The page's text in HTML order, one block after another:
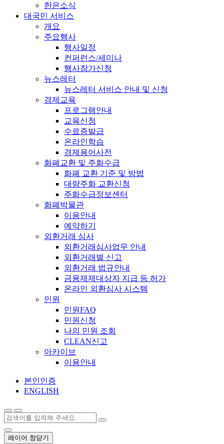
한은소식
대국민 서비스
개요
주요행사
행사일정
컨퍼런스/세미나
행사참가신청
뉴스레터
뉴스레터 서비스 안내 및 신청
경제교육
프로그램안내
교육신청
수료증발급
온라인학습
경제용어사전
화폐교환 및 주화수급
화폐 교환 기준 및 방법
대량주화 교환신청
주화수급정보센터
화폐박물관
이용안내
예약하기
외환거래 심사
외환거래심사업무 안내
외환거래별 신고
외환거래 법규안내
금융제제대상자 지급 등 허가
온라인 외환심사 시스템
민원
민원FAQ
민원신청
나의 민원 조회
CLEAN신고
아카이브
이용안내
본인인증
ENGLISH
레이어 창닫기